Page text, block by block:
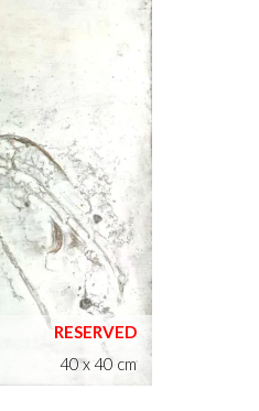
40 x 40 cm